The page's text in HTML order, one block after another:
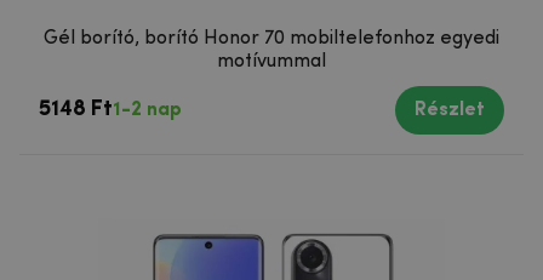
Gél borító, borító Honor 70 mobiltelefonhoz egyedi
motívummal
5148 Ft1-2 nap Részlet